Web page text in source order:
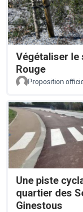
Végétaliser le
Rouge
Proposition
Une piste
quartier des
Ginestous